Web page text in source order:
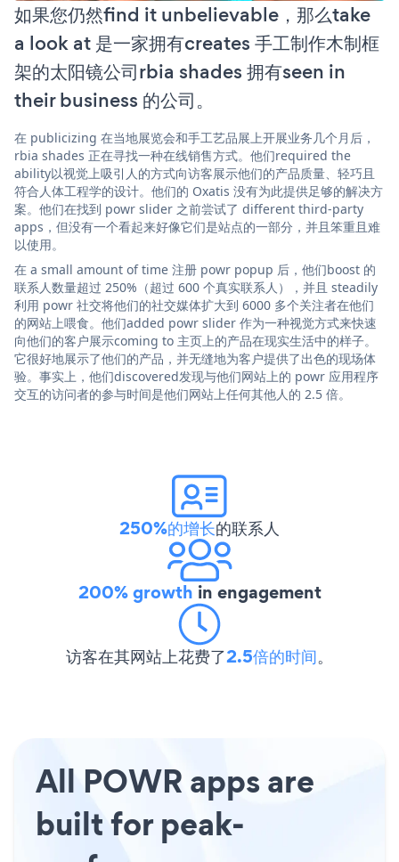
如果您仍然find it unbelievable，那么take
a look at 是一家拥有creates 手工制作木制框
架的太阳镜公司rbia shades 拥有seen in
their business 的公司。
在 publicizing 在当地展览会和手工艺品展上开展业务几个月后，
rbia shades 正在寻找一种在线销售方式。他们required the
ability以视觉上吸引人的方式向访客展示他们的产品质量、轻巧且
符合人体工程学的设计。他们的 Oxatis 没有为此提供足够的解决方
案。他们在找到 powr slider 之前尝试了 different third-party
apps，但没有一个看起来好像它们是站点的一部分，并且笨重且难
以使用。
在 a small amount of time 注册 powr popup 后，他们boost 的
联系人数量超过 250%（超过 600 个真实联系人），并且 steadily
利用 powr 社交将他们的社交媒体扩大到 6000 多个关注者在他们
的网站上喂食。他们added powr slider 作为一种视觉方式来快速
向他们的客户展示coming to 主页上的产品在现实生活中的样子。
它很好地展示了他们的产品，并无缝地为客户提供了出色的现场体
验。事实上，他们discovered发现与他们网站上的 powr 应用程序
交互的访问者的参与时间是他们网站上任何其他人的 2.5 倍。
250%的增长的联系人
200% growth in engagement
访客在其网站上花费了2.5倍的时间。
All POWR apps are
built for peak-